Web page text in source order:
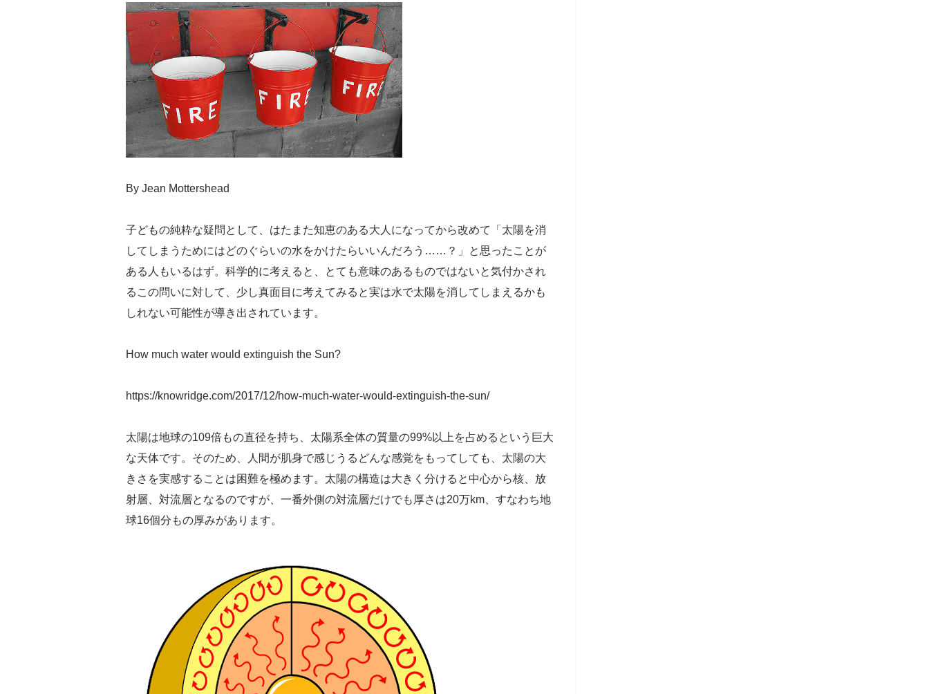
By Jean Mottershead
子どもの純粋な疑問として、はたまた知恵のある大人になってから改めて「太陽を消
してしまうためにはどのぐらいの水をかけたらいいんだろう……？」と思ったことが
ある人もいるはず。科学的に考えると、とても意味のあるものではないと気付かされ
るこの問いに対して、少し真面目に考えてみると実は水で太陽を消してしまえるかも
しれない可能性が導き出されています。
How much water would extinguish the Sun?
https://knowridge.com/2017/12/how-much-water-would-extinguish-the-sun/
太陽は地球の109倍もの直径を持ち、太陽系全体の質量の99%以上を占めるという巨大
な天体です。そのため、人間が肌身で感じうるどんな感覚をもってしても、太陽の大
きさを実感することは困難を極めます。太陽の構造は大きく分けると中心から核、放
射層、対流層となるのですが、一番外側の対流層だけでも厚さは20万km、すなわち地
球16個分もの厚みがあります。